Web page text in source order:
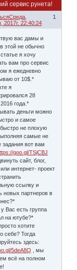
сервис рунета!
1
Среда,
2017г. 22:40:24
вас дамы и
этой не обычно
я хочу
вам про сервис
я ежедневно
от 10$.*
я
28
года.*
деньги можно
и самое
не плохую
самые не
задания вот вам
goo.gl/TSjCBJ
сайт, блог,
интернет- проект
ссылку и
новых партнеров в
Вас есть группа
на ютубе?*
хотите
себе? Тогда
здесь:
5deA8Q , мы
всё на полном